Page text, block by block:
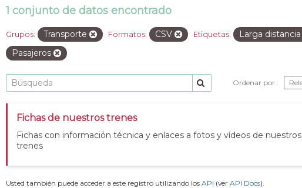
1 conjunto de datos encontrado
Grupos: Transporte Formatos: CSV Etiquetas: Larga distancia
Pasajeros
Ordenar por
Fichas de nuestros trenes
Fichas con información técnica y enlaces a fotos y vídeos de nuestros
trenes
Usted también puede acceder a este registro utilizando los API (ver API Docs).